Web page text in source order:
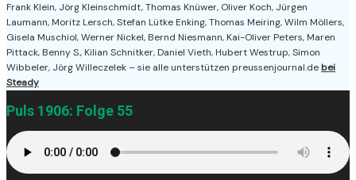
Frank Klein, Jörg Kleinschmidt, Thomas Knüwer, Oliver Koch, Jürgen
Laumann, Moritz Lersch, Stefan Lütke Enking, Thomas Meiring, Wilm Möllers,
Gisela Muschiol, Werner Nickel, Bernd Niesmann, Kai-Oliver Peters, Maren
Pittack, Benny S., Kilian Schnitker, Daniel Vieth, Hubert Westrup, Simon
Wibbeler, Jörg Willeczelek – sie alle unterstützen preussenjournal.de bei
Steady
Puls 1906: Folge 55